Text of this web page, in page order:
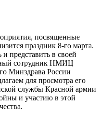
посвященные
праздник 8-го марта.
представить в своей
сотрудник НМИЦ
Минздрава России
для просмотра его
службы Красной армии
и участию в этой